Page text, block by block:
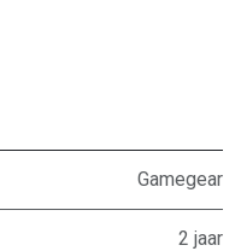
Gamegear
2 jaar